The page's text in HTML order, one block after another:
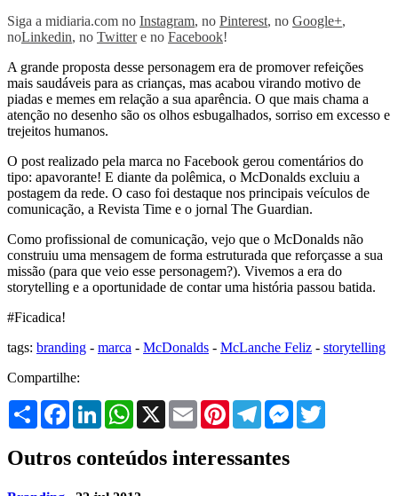
Siga a midiaria.com no Instagram, no Pinterest, no Google+,
noLinkedin, no Twittere no Facebook!
A grande proposta desse personagem era de promover refeições
mais saudáveis para as crianças, mas acabou virando motivo de
piadas e memes em relação a sua aparência. O que mais chama a
atenção no desenho são os olhos esbugalhados, sorriso em excesso e
trejeitos humanos.
O post realizado pela marca no Facebook gerou comentários do
tipo: apavorante! E diante da polêmica, o McDonalds excluiu a
postagem da rede. O caso foi destaque nos principais veículos de
comunicação, a Revista Time e o jornal The Guardian.
Como profissional de comunicação, vejo que o McDonalds não
construiu uma mensagem de forma estruturada que reforçasse a sua
missão (para que veio esse personagem?). Vivemos a era do
storytelling e a oportunidade de contar uma história passou batida.
#Ficadica!
tags: branding - marca - McDonalds - McLanche Feliz - storytelling
Compartilhe:
Share FacebookLinkedInWhatsApp
X Email PinterestTelegramMessenger
Outros conteúdos interessantes